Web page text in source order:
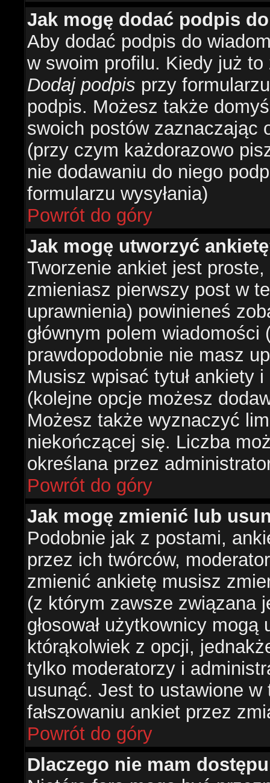
Jak mogę dodać podpis
Aby dodać podpis do
w swoim profilu. Kiedy już
Dodaj podpis przy
podpis. Możesz także
swoich postów zaznaczając
(przy czym każdorazowo
nie dodawaniu do niego
formularzu wysyłania)
Powrót do góry
Jak mogę utworzyć
Tworzenie ankiet jest
zmieniasz pierwszy post w
uprawnienia) powinieneś
głównym polem
prawdopodobnie nie masz
Musisz wpisać tytuł ankiety
(kolejne opcje możesz
Możesz także wyznaczyć
niekończącej się. Liczba
określana przez
Powrót do góry
Jak mogę zmienić lub
Podobnie jak z postami,
przez ich twórców,
zmienić ankietę musisz
(z którym zawsze związana
głosował użytkownicy
którąkolwiek z opcji,
tylko moderatorzy i
usunąć. Jest to ustawione
fałszowaniu ankiet przez
Powrót do góry
Dlaczego nie mam